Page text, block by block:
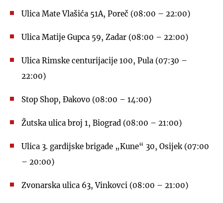
Ulica Mate Vlašića 51A, Poreč (08:00 – 22:00)
Ulica Matije Gupca 59, Zadar (08:00 – 22:00)
Ulica Rimske centurijacije 100, Pula (07:30 –
22:00)
Stop Shop, Đakovo (08:00 – 14:00)
Žutska ulica broj 1, Biograd (08:00 – 21:00)
Ulica 3. gardijske brigade „Kune“ 30, Osijek (07:00
– 20:00)
Zvonarska ulica 63, Vinkovci (08:00 – 21:00)